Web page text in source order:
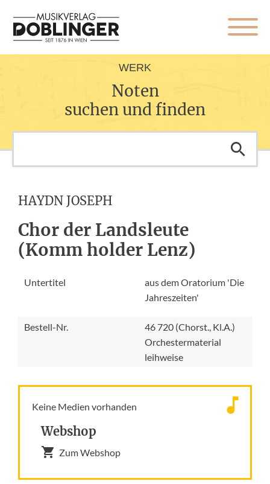
WERK
Noten
suchen und finden
HAYDN JOSEPH
Chor der Landsleute
(Komm holder Lenz)
Untertitel
aus dem Oratorium 'Die
Jahreszeiten'
Bestell-Nr.
46 720 (Chorst., Kl.A.)
Orchestermaterial
leihweise
Keine Medien vorhanden
Webshop
Zum Webshop